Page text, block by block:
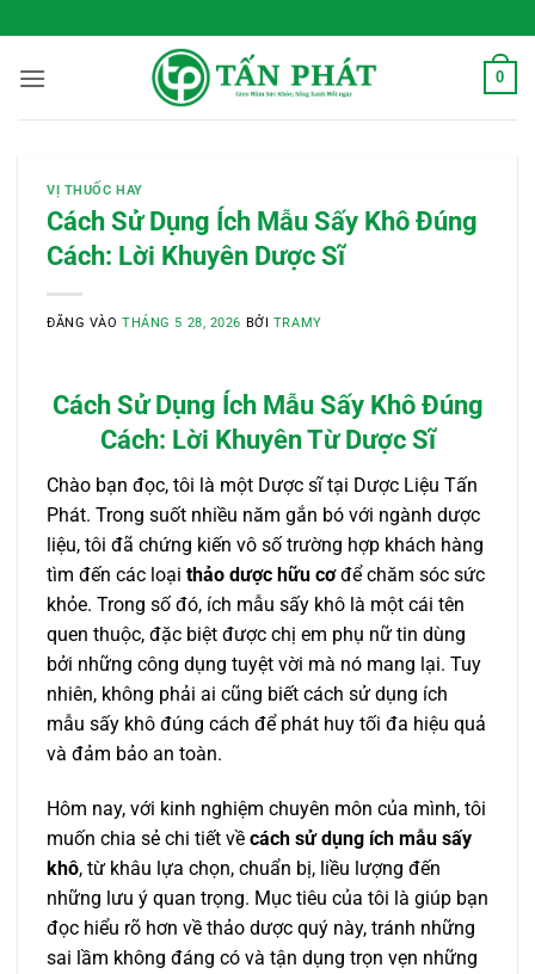
qua
nội
0
VỊ THUỐC HAY
Cách Sử Dụng Ích Mẫu Sấy Khô Đúng
Cách: Lời Khuyên Dược Sĩ
ĐĂNG VÀOTHÁNG 5 28, 2026 BỞI TRAMY
Cách Sử Dụng Ích Mẫu Sấy Khô Đúng
Cách: Lời Khuyên Từ Dược Sĩ
Chào bạn đọc, tôi là một Dược sĩ tại Dược Liệu Tấn
Phát. Trong suốt nhiều năm gắn bó với ngành dược
liệu, tôi đã chứng kiến vô số trường hợp khách hàng
tìm đến các loại thảo dược hữu cơđể chăm sóc sức
khỏe. Trong số đó, ích mẫu sấy khô là một cái tên
quen thuộc, đặc biệt được chị em phụ nữ tin dùng
bởi những công dụng tuyệt vời mà nó mang lại. Tuy
nhiên, không phải ai cũng biết cách sử dụng ích
mẫu sấy khô đúng cách để phát huy tối đa hiệu quả
và đảm bảo an toàn.
Hôm nay, với kinh nghiệm chuyên môn của mình, tôi
muốn chia sẻ chi tiết về cách sử dụng ích mẫu sấy
khô, từ khâu lựa chọn, chuẩn bị, liều lượng đến
những lưu ý quan trọng. Mục tiêu của tôi là giúp bạn
đọc hiểu rõ hơn về thảo dược quý này, tránh những
sai lầm không đáng có và tận dụng trọn vẹn những